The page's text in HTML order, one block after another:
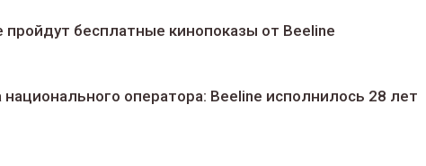
беcплатные кинопоказы от Beeline
национального оператора: Beeline исполнилось 28 лет